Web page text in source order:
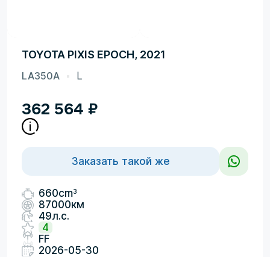
TOYOTA PIXIS EPOCH, 2021
LA350A L
362 564 ₽
Заказать такой же
660cm3
87000км
49л.с.
4
FF
2026-05-30